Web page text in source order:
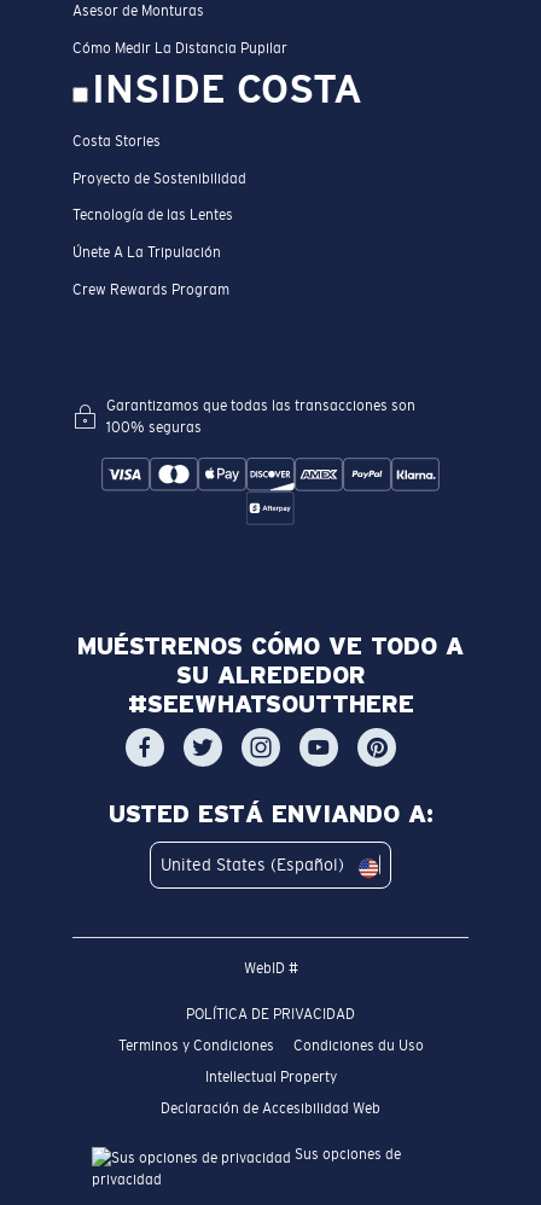
Asesor de Monturas
Cómo Medir La Distancia Pupilar
INSIDE COSTA
Costa Stories
Proyecto de Sostenibilidad
Tecnología de las Lentes
Únete A La Tripulación
Crew Rewards Program
Garantizamos que todas las transacciones son
100% seguras
MUÉSTRENOS CÓMO VE TODO A
SU ALREDEDOR
#SEEWHATSOUTTHERE
USTED ESTÁ ENVIANDO A:
United States (Español)
WebID #
POLÍTICA DE PRIVACIDAD
Terminos y Condiciones
Condiciones du Uso
Intellectual Property
Declaración de Accesibilidad Web
Sus opciones de
privacidad